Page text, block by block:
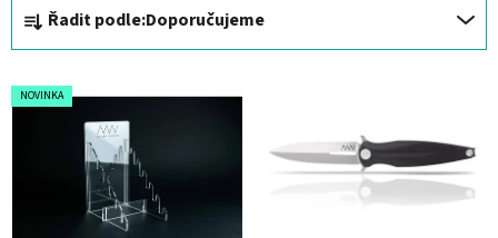
a
z
e
Řadit podle:Doporučujeme
V
ý
NOVINKA